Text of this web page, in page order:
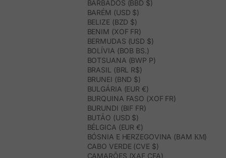
BARBADOS (BBD $)
BARÉM (USD $)
BELIZE (BZD $)
BENIM (XOF FR)
BERMUDAS (USD $)
BOLÍVIA (BOB BS.)
BOTSUANA (BWP P)
BRASIL (BRL R$)
BRUNEI (BND $)
BULGÁRIA (EUR €)
BURQUINA FASO (XOF FR)
BURUNDI (BIF FR)
BUTÃO (USD $)
BÉLGICA (EUR €)
BÓSNIA E HERZEGOVINA (BAM КМ)
CABO VERDE (CVE $)
CAMARÕES (XAF CFA)